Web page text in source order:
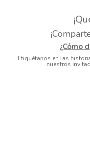
¿Cómo
Etiquétanos en las
nuestros